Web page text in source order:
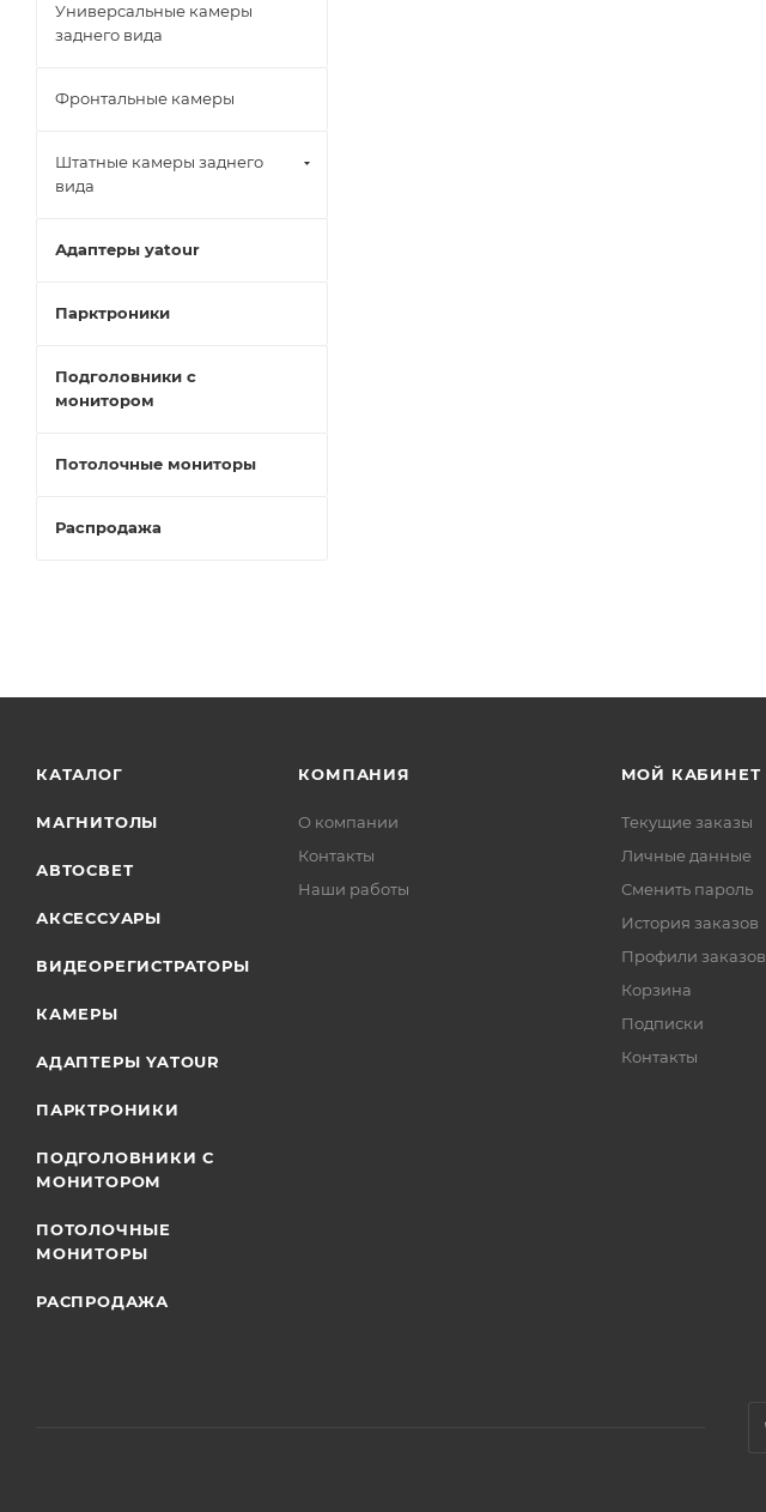
Универсальные камеры
заднего вида
Фронтальные камеры
Штатные камеры заднего
вида
Адаптеры yatour
Парктроники
Подголовники с
монитором
Потолочные мониторы
Распродажа
КАТАЛОГ
МАГНИТОЛЫ
АВТОСВЕТ
АКСЕССУАРЫ
ВИДЕОРЕГИСТРАТОРЫ
КАМЕРЫ
АДАПТЕРЫ YATOUR
ПАРКТРОНИКИ
ПОДГОЛОВНИКИ С
МОНИТОРОМ
ПОТОЛОЧНЫЕ
МОНИТОРЫ
РАСПРОДАЖА
КОМПАНИЯ
О компании
Контакты
Наши работы
МОЙ КАБИНЕТ
Текущие заказы
Личные данные
Сменить пароль
История заказов
Профили заказов
Корзина
Подписки
Контакты